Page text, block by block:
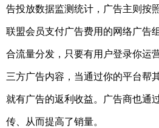
告投放数据监测统计，广告主则按
联盟会员支付广告费用的网络广告
合流量分发，只要有用户登录你运
三方广告内容，当通过你的平台帮
就有广告的返利收益。广告商也通
传、从而提高了销量。